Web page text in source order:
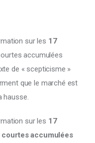
sur les 17
accumulées
de « scepticisme »
que le marché est
hausse.
sur les 17
accumulées